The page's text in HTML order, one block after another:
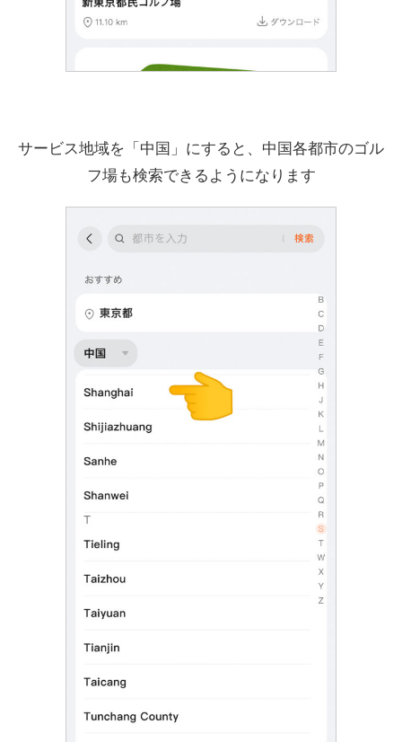
サービス地域を「中国」にすると、中国各都市のゴル
フ場も検索できるようになります